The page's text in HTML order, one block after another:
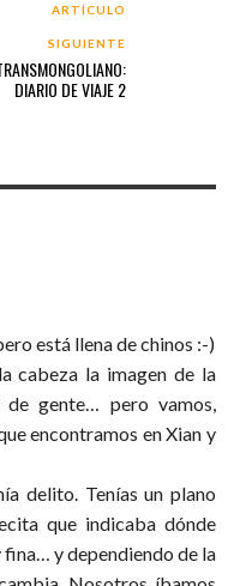
ARTÍCULO
SIGUIENTE
DIARIO DE VIAJE 2
está llena de chinos :-)
cabeza la imagen de la
gente… pero vamos,
encontramos en Xian y
delito. Tenías un plano
que indicaba dónde
y dependiendo de la